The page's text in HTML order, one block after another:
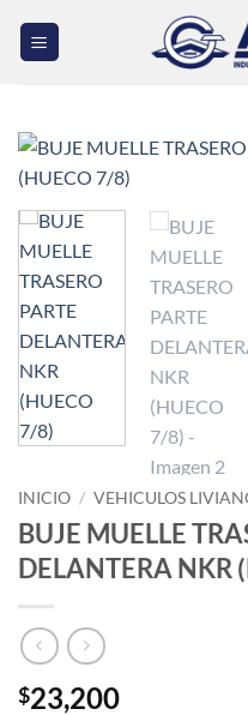
INICIO / VEHICULOS
BUJE MUELLE
DELANTERA NKR
$23,200